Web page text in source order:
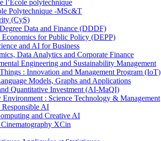
l’École polytechnique
Polytechnique -MSc&T
(CyS)
Data and Finance (DDDF)
for Public Policy (DEPP)
and AI for Business
Data Analytics and Corporate Finance
Engineering and Sustainability Management
: Innovation and Management Program (IoT)
Models, Graphs and Applications
Quantitative Investment (AI-MaQI)
: Science Technology & Management
AI
and Creative AI
XCin